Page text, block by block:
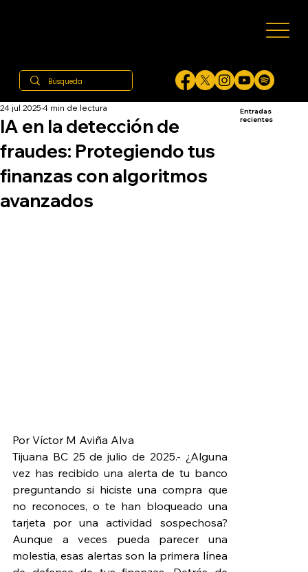
IA en la detección de
fraudes: Protegiendo tus
finanzas con algoritmos
avanzados
24 jul 2025 4 min de lectura
Por Víctor M Aviña Alva
Tijuana BC 25 de julio de 2025.- ¿Alguna
vez has recibido una alerta de tu banco
preguntando si hiciste una compra que
no reconoces, o te han bloqueado una
tarjeta por una actividad sospechosa?
Aunque a veces pueda parecer una
molestia, esas alertas son la primera línea
Entradas
recientes